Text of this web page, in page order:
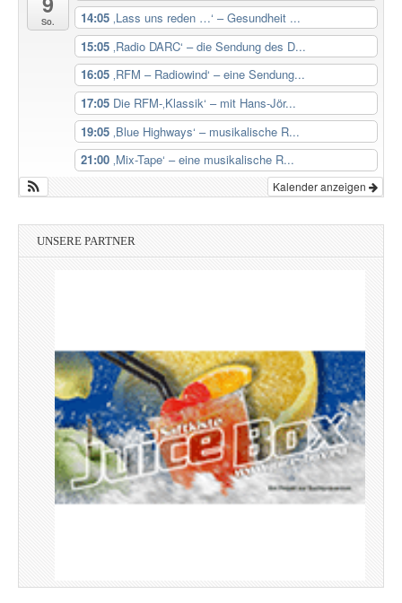
So.
14:05 ‚Lass uns reden …‘ – Gesundheit ...
15:05 ‚Radio DARC‘ – die Sendung des D...
16:05 ‚RFM – Radiowind‘ – eine Sendung...
17:05 Die RFM-‚Klassik‘ – mit Hans-Jör...
19:05 ‚Blue Highways‘ – musikalische R...
21:00 ‚Mix-Tape‘ – eine musikalische R...
Kalender anzeigen
UNSERE PARTNER